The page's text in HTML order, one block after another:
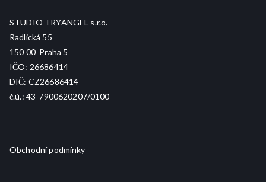
STUDIO TRYANGEL s.r.o.
Radlická 55
150 00 Praha 5
IČO: 26686414
DIČ: CZ26686414
č.ú.: 43-7900620207/0100
Obchodní podmínky